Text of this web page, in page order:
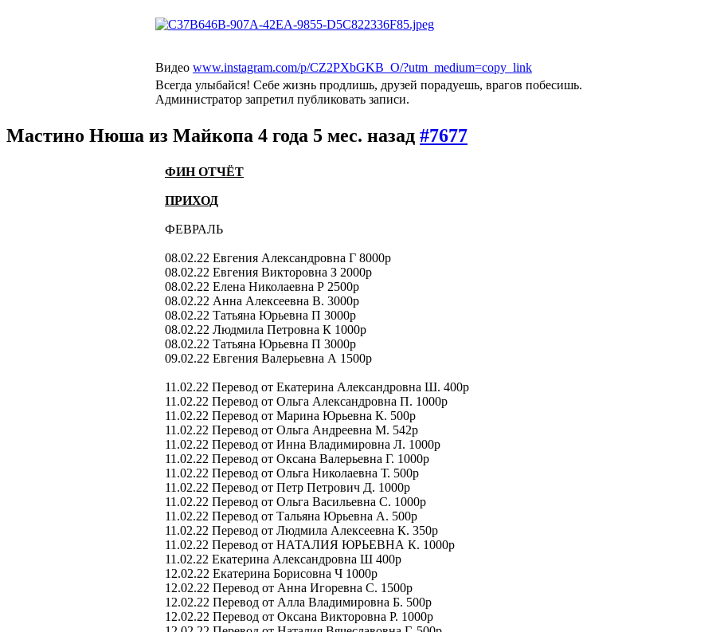
Видео www.instagram.com/p/CZ2PXbGKB_O/?utm_medium=copy_link
Всегда улыбайся! Себе жизнь продлишь, друзей порадуешь, врагов побесишь.
Администратор запретил публиковать записи.
Мастино Нюша из Майкопа 4 года 5 мес. назад #7677
ФИН ОТЧЁТ
ПРИХОД
ФЕВРАЛЬ
08.02.22 Евгения Александровна Г 8000р
08.02.22 Евгения Викторовна З 2000р
08.02.22 Елена Николаевна Р 2500р
08.02.22 Анна Алексеевна В. 3000р
08.02.22 Татьяна Юрьевна П 3000р
08.02.22 Людмила Петровна К 1000р
08.02.22 Татьяна Юрьевна П 3000р
09.02.22 Евгения Валерьевна А 1500р
11.02.22 Перевод от Екатерина Александровна Ш. 400р
11.02.22 Перевод от Ольга Александровна П. 1000р
11.02.22 Перевод от Марина Юрьевна К. 500р
11.02.22 Перевод от Ольга Андреевна М. 542р
11.02.22 Перевод от Инна Владимировна Л. 1000р
11.02.22 Перевод от Оксана Валерьевна Г. 1000р
11.02.22 Перевод от Ольга Николаевна Т. 500р
11.02.22 Перевод от Петр Петрович Д. 1000р
11.02.22 Перевод от Ольга Васильевна С. 1000р
11.02.22 Перевод от Тальяна Юрьевна А. 500р
11.02.22 Перевод от Людмила Алексеевна К. 350р
11.02.22 Перевод от НАТАЛИЯ ЮРЬЕВНА К. 1000р
11.02.22 Екатерина Александровна Ш 400р
12.02.22 Екатерина Борисовна Ч 1000р
12.02.22 Перевод от Анна Игоревна С. 1500р
12.02.22 Перевод от Алла Владимировна Б. 500р
12.02.22 Перевод от Оксана Викторовна Р. 1000р